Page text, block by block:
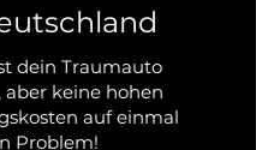
dein Traumauto
keine hohen
auf einmal
Problem!